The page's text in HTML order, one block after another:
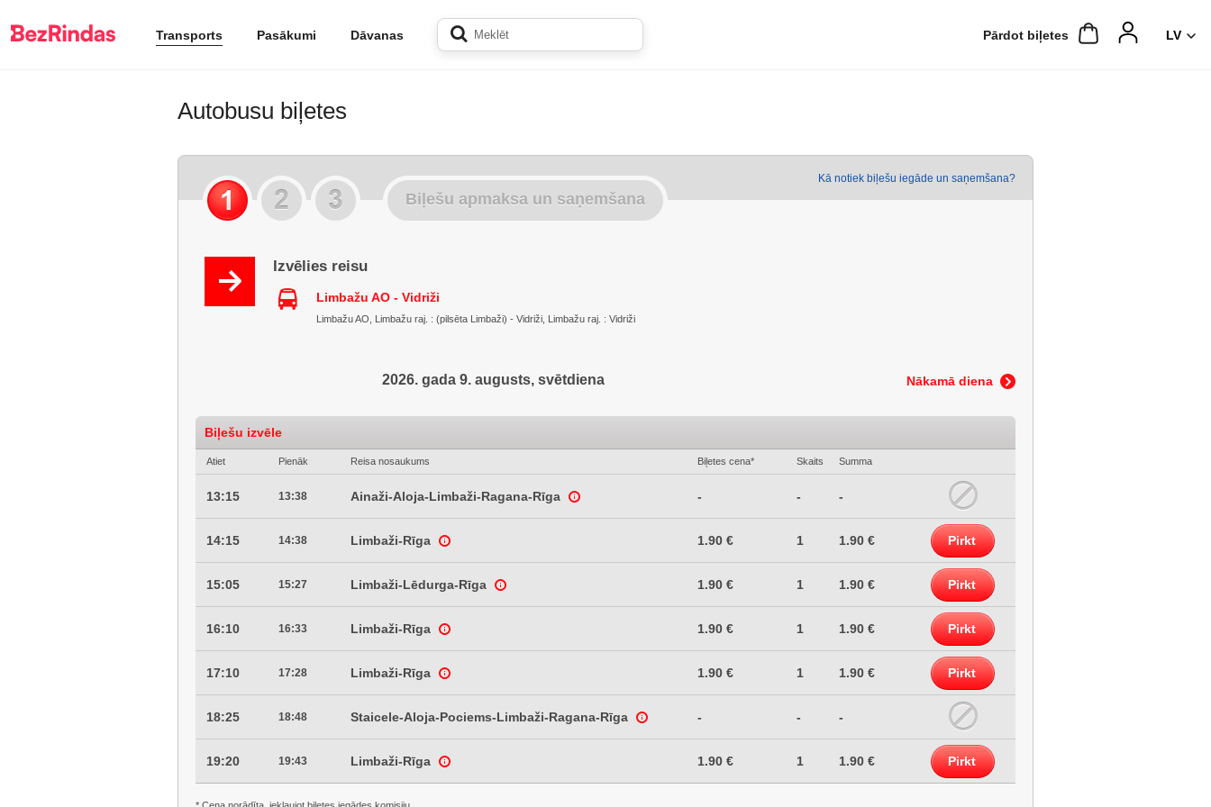
Transports Pasākumi Dāvanas Pārdot biļetes
Autobusu biļetes
Kā notiek biļešu iegāde un saņemšana?
Biļešu apmaksa un saņemšana
Izvēlies reisu
Limbažu AO - Vidriži
Limbažu AO, Limbažu raj. : (pilsēta Limbaži) - Vidriži, Limbažu raj. : Vidriži
Nākamā diena
2026. gada 9. augusts, svētdiena
Biļešu izvēle
Atiet Pienāk Reisa nosaukums Biļetes cena* Skaits Summa
13:15 13:38 Ainaži-Aloja-Limbaži-Ragana-Rīga - - -
14:15 14:38 Limbaži-Rīga 1.90 € 1 1.90 € Pirkt
15:05 15:27 Limbaži-Lēdurga-Rīga 1.90 € 1 1.90 € Pirkt
16:10 16:33 Limbaži-Rīga 1.90 € 1 1.90 € Pirkt
17:10 17:28 Limbaži-Rīga 1.90 € 1 1.90 € Pirkt
18:25 18:48 Staicele-Aloja-Pociems-Limbaži-Ragana-Rīga - - -
19:20 19:43 Limbaži-Rīga 1.90 € 1 1.90 € Pirkt